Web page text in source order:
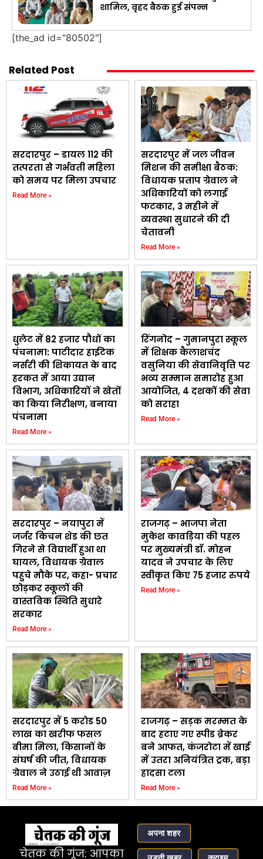
शामिल, वृहद बैठक हुई संपन्न
[the_ad id="80502"]
Related Post
सरदारपुर – डायल 112 की
तत्परता से गर्भवती महिला
को समय पर मिला उपचार
Read More »
सरदारपुर में जल जीवन
मिशन की समीक्षा बैठक:
विधायक प्रताप ग्रेवाल ने
अधिकारियों को लगाई
फटकार, 3 महीने में
व्यवस्था सुधारने की दी
चेतावनी
Read More »
धुलेट में 82 हजार पौधों का
पंचनामा: पाटीदार हाईटेक
नर्सरी की शिकायत के बाद
हरकत में आया उद्यान
विभाग, अधिकारियों ने खेतों
का किया निरीक्षण, बनाया
पंचनामा
Read More »
रिंगनोद – गुमानपुरा स्कूल
में शिक्षक कैलाशचंद
वसुनिया की सेवानिवृत्ति पर
भव्य सम्मान समारोह हुआ
आयोजित, 4 दशकों की सेवा
को सराहा
Read More »
सरदारपुर – नयापुरा में
जर्जर किचन शेड की छत
गिरने से विद्यार्थी हुआ था
घायल, विधायक ग्रेवाल
पहुचे मौके पर, कहा- प्रचार
छोड़कर स्कूलों की
वास्तविक स्थिति सुधारे
सरकार
Read More »
राजगढ़ – भाजपा नेता
मुकेश कावड़िया की पहल
पर मुख्यमंत्री डॉ. मोहन
यादव ने उपचार के लिए
स्वीकृत किए 75 हजार रुपये
Read More »
सरदारपुर में 5 करोड 50
लाख का खरीफ फसल
बीमा मिला, किसानों के
संघर्ष की जीत, विधायक
ग्रेवाल ने उठाई थी आवाज़
Read More »
राजगढ़ – सड़क मरम्मत के
बाद हटाए गए स्पीड ब्रेकर
बने आफत, कंजरोटा में खाई
में उतरा अनियंत्रित ट्रक, बड़ा
हादसा टला
Read More »
चेतक की गूंज: आपका
अपना शहर